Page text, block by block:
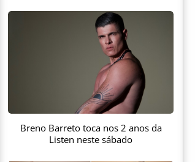
Breno Barreto toca nos 2 anos da
Listen neste sábado